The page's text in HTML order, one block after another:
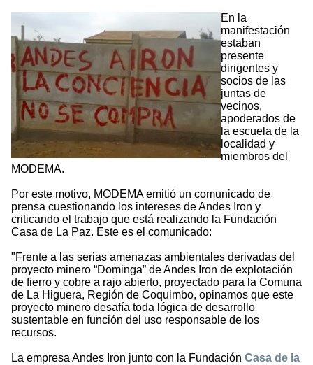
En la
manifestación
estaban
presente
dirigentes y
socios de las
juntas de
vecinos,
apoderados de
la escuela de la
localidad y
miembros del
MODEMA.
Por este motivo, MODEMA emitió un comunicado de
prensa cuestionando los intereses de Andes Iron y
criticando el trabajo que está realizando la Fundación
Casa de La Paz. Este es el comunicado:
"Frente a las serias amenazas ambientales derivadas del
proyecto minero “Dominga” de Andes Iron de explotación
de fierro y cobre a rajo abierto, proyectado para la Comuna
de La Higuera, Región de Coquimbo, opinamos que este
proyecto minero desafía toda lógica de desarrollo
sustentable en función del uso responsable de los
recursos.
La empresa Andes Iron junto con la Fundación Casa de la